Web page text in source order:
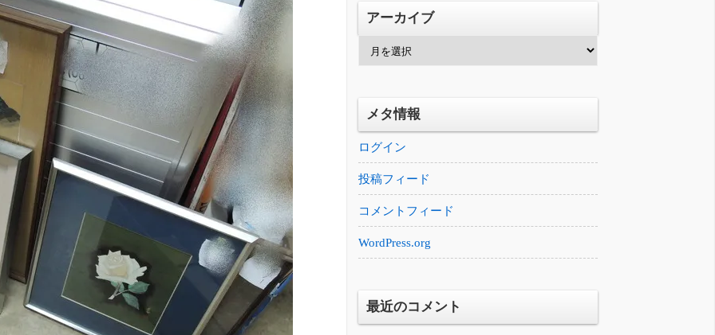
アーカイブ
イ
ブメタ情報
ログイン
投稿フィード
コメントフィード
WordPress.org
最近のコメント